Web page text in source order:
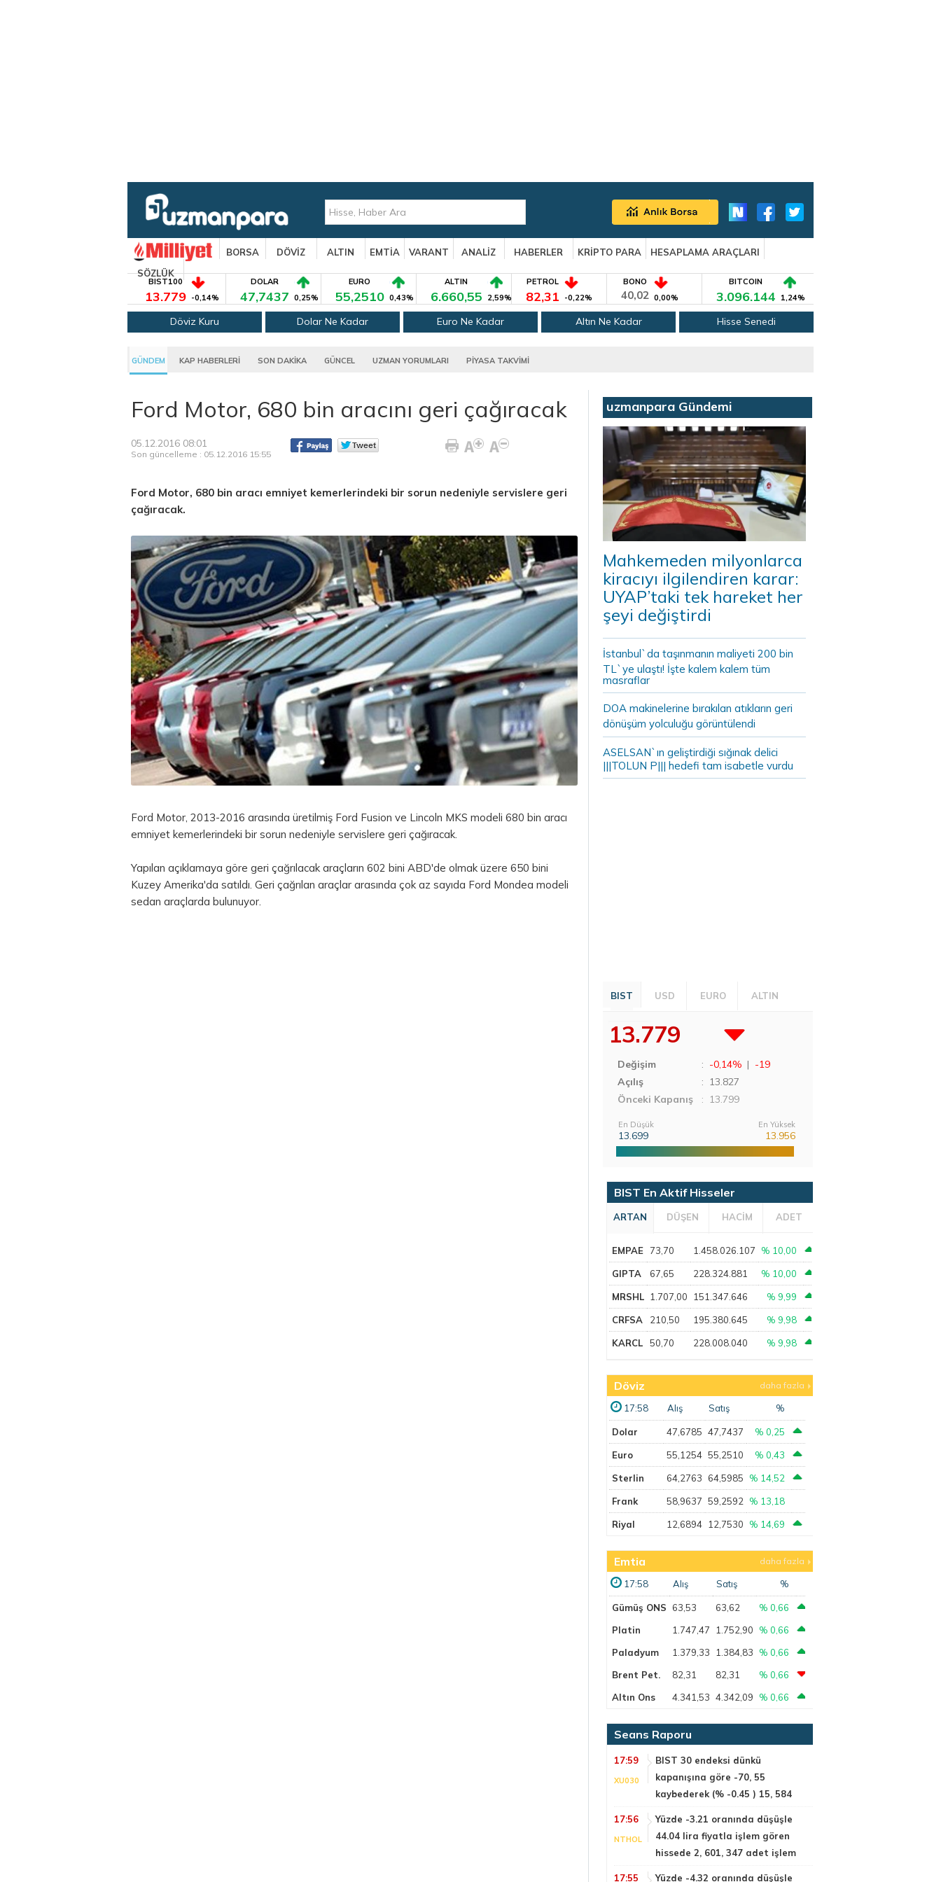
BORSA DÖVİZ ALTIN EMTİA VARANT ANALİZ HABERLER KRİPTO PARA
HESAPLAMA ARAÇLARI
SÖZLÜK
BIST100
13.779 -0,14%
DOLAR
47,7437 0,25%
EURO
55,2510 0,43%
ALTIN
6.660,55 2,59%
PETROL
82,31 -0,22%
BONO
40,02 0,00%
BITCOIN
3.096.144 1,24%
Döviz Kuru Dolar Ne Kadar Euro Ne Kadar Altın Ne Kadar Hisse Senedi
GÜNDEM KAP HABERLERİ SON DAKİKA GÜNCEL UZMAN YORUMLARI PİYASA TAKVİMİ
Ford Motor, 680 bin aracını geri çağıracak
05.12.2016 08:01
Son güncelleme : 05.12.2016 15:55
Ford Motor, 680 bin aracı emniyet kemerlerindeki bir sorun nedeniyle servislere geri
çağıracak.
Ford Motor, 2013-2016 arasında üretilmiş Ford Fusion ve Lincoln MKS modeli 680 bin aracı
emniyet kemerlerindeki bir sorun nedeniyle servislere geri çağıracak.
Yapılan açıklamaya göre geri çağrılacak araçların 602 bini ABD'de olmak üzere 650 bini
Kuzey Amerika'da satıldı. Geri çağrılan araçlar arasında çok az sayıda Ford Mondea modeli
sedan araçlarda bulunuyor.
uzmanpara Gündemi
Mahkemeden milyonlarca
kiracıyı ilgilendiren karar:
UYAP’taki tek hareket her
şeyi değiştirdi
İstanbul`da taşınmanın maliyeti 200 bin
TL`ye ulaştı! İşte kalem kalem tüm
masraflar
DOA makinelerine bırakılan atıkların geri
dönüşüm yolculuğu görüntülendi
ASELSAN`ın geliştirdiği sığınak delici
|||TOLUN P||| hedefi tam isabetle vurdu
BIST USD EURO ALTIN
13.779
Değişim : -0,14% | -19
Açılış
: 13.827
Önceki Kapanış
: 13.799
En Düşük
13.699
En Yüksek
13.956
BIST En Aktif Hisseler
ARTAN DÜŞEN HACİM ADET
EMPAE 73,70 1.458.026.107 % 10,00
GIPTA 67,65 228.324.881 % 10,00
MRSHL 1.707,00 151.347.646 % 9,99
CRFSA 210,50 195.380.645 % 9,98
KARCL 50,70 228.008.040 % 9,98
Döviz daha fazla
17:58 Alış Satış %
Dolar 47,6785 47,7437 % 0,25
Euro 55,1254 55,2510 % 0,43
Sterlin 64,2763 64,5985 % 14,52
Frank 58,9637 59,2592 % 13,18
Riyal 12,6894 12,7530 % 14,69
Emtia daha fazla
17:58 Alış Satış %
Gümüş ONS 63,53 63,62
% 0,66
Platin
1.747,47 1.752,90
% 0,66
Paladyum
1.379,33 1.384,83
% 0,66
Brent Pet.
82,31 82,31
% 0,66
Altın Ons
4.341,53 4.342,09 % 0,66
Seans Raporu
17:59
XU030
BIST 30 endeksi dünkü
kapanışına göre -70, 55
kaybederek (% -0.45 ) 15, 584
17:56
NTHOL
Yüzde -3.21 oranında düşüşle
44.04 lira fiyatla işlem gören
hissede 2, 601, 347 adet işlem
17:55
Yüzde -4.32 oranında düşüşle